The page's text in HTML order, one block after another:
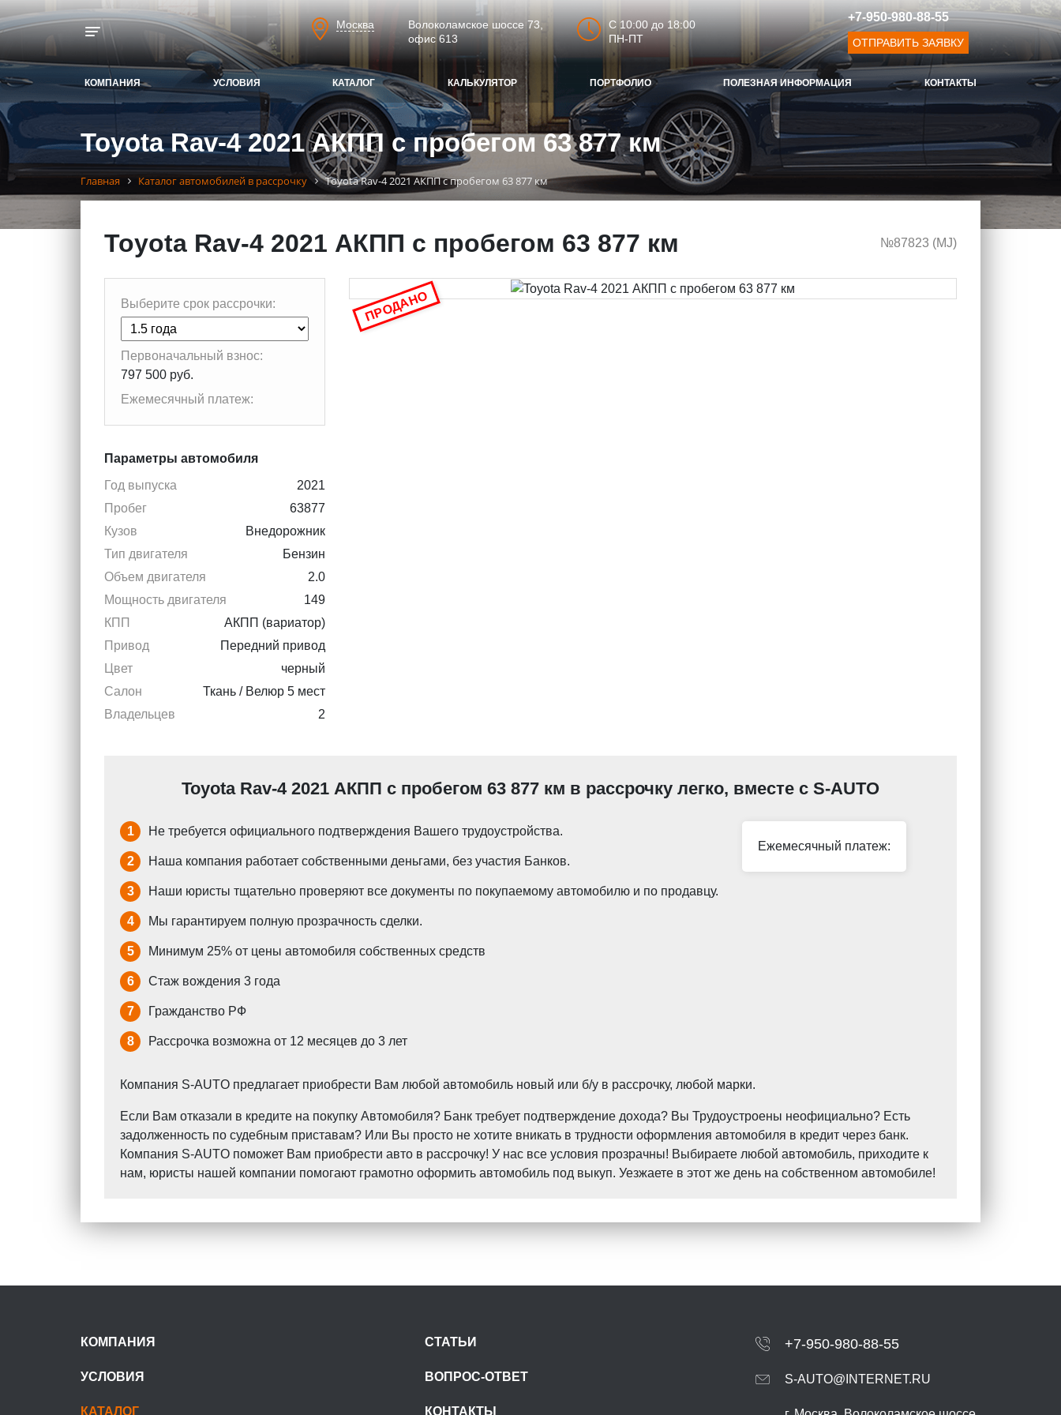
Toggle navigation
Москва
Волоколамское шоссе 73,
офис 613
C 10:00 до 18:00
ПН-ПТ
+7-950-980-88-55
ОТПРАВИТЬ ЗАЯВКУ
КОМПАНИЯ УСЛОВИЯ КАТАЛОГ КАЛЬКУЛЯТОР ПОРТФОЛИО ПОЛЕЗНАЯ ИНФОРМАЦИЯ КОНТАКТЫ
Toyota Rav-4 2021 АКПП с пробегом 63 877 км
Главная Каталог автомобилей в рассрочку Toyota Rav-4 2021 АКПП с пробегом 63 877 км
Toyota Rav-4 2021 АКПП с пробегом 63 877 км №87823 (МJ)
Выберите срок рассрочки:
Первоначальный взнос:
797 500 руб.
Ежемесячный платеж:
Параметры автомобиля
Год выпуска
2021
Пробег
63877
Кузов
Внедорожник
Тип двигателя
Бензин
Объем двигателя
2.0
Мощность двигателя
149
КПП
АКПП (вариатор)
Привод
Передний привод
Цвет
черный
Салон
Ткань / Велюр 5 мест
Владельцев
2
ПРОДАНО
Toyota Rav-4 2021 АКПП с пробегом 63 877 км в рассрочку легко, вместе с S-AUTO
1 Не требуется официального подтверждения Вашего трудоустройства.
2 Наша компания работает собственными деньгами, без участия Банков.
3 Наши юристы тщательно проверяют все документы по покупаемому автомобилю и по продавцу.
4 Мы гарантируем полную прозрачность сделки.
5 Минимум 25% от цены автомобиля собственных средств
6 Стаж вождения 3 года
7 Гражданство РФ
8 Рассрочка возможна от 12 месяцев до 3 лет
Ежемесячный платеж:
Компания S-AUTO предлагает приобрести Вам любой автомобиль новый или б/у в рассрочку, любой марки.
Если Вам отказали в кредите на покупку Автомобиля? Банк требует подтверждение дохода? Вы Трудоустроены неофициально? Есть
задолженность по судебным приставам? Или Вы просто не хотите вникать в трудности оформления автомобиля в кредит через банк.
Компания S-AUTO поможет Вам приобрести авто в рассрочку! У нас все условия прозрачны! Выбираете любой автомобиль, приходите к
нам, юристы нашей компании помогают грамотно оформить автомобиль под выкуп. Уезжаете в этот же день на собственном автомобиле!
КОМПАНИЯ
УСЛОВИЯ
КАТАЛОГ
СТАТЬИ
ВОПРОС-ОТВЕТ
КОНТАКТЫ
+7-950-980-88-55
S-AUTO@INTERNET.RU